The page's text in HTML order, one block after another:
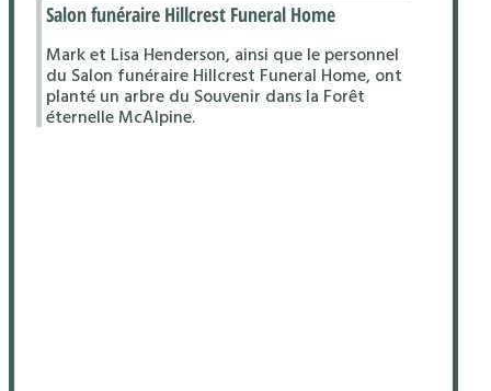
Salon funéraire Hillcrest Funeral Home
Mark et Lisa Henderson, ainsi que le personnel
du Salon funéraire Hillcrest Funeral Home, ont
planté un arbre du Souvenir dans la Forêt
éternelle McAlpine.